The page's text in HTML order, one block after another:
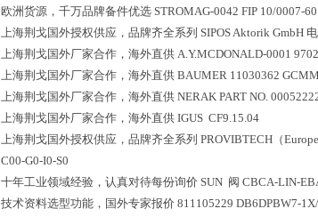
欧洲货源，千万品牌备件优选 STROMAG-0042 FIP 10/0007-
上海荆戈国外授权供应，品牌齐全系列 SIPOS Aktorik GmbH
上海荆戈国外厂家合作，海外直供 A.Y.MCDONALD-0001
上海荆戈国外厂家合作，海外直供 BAUMER 11030362
上海荆戈国外厂家合作，海外直供 NERAK PART NO.
上海荆戈国外厂家合作，海外直供 IGUS CF9.15.04
上海荆戈国外授权供应，品牌齐全系列 PROVIBTECH（
C00-G0-I0-S0
十年工业领域经验，认真对待每份询价 SUN 阀 CBCA-LIN-
技术资料选型功能，国外专家报价 811105229 DB6DPBW7-